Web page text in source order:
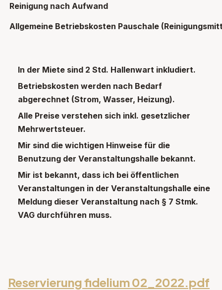
Reinigung nach Aufwand
Allgemeine Betriebskosten Pauschale
In der Miete sind 2 Std. Hallenwart inkludiert.
Betriebskosten werden nach Bedarf
abgerechnet (Strom, Wasser, Heizung).
Alle Preise verstehen sich inkl. gesetzlicher
Mehrwertsteuer.
Mir sind die wichtigen Hinweise für die
Benutzung der Veranstaltungshalle bekannt.
Mir ist bekannt, dass ich bei öffentlichen
Veranstaltungen in der Veranstaltungshalle eine
Meldung dieser Veranstaltung nach § 7 Stmk.
VAG durchführen muss.
Reservierung fidelium 02_2022.pdf